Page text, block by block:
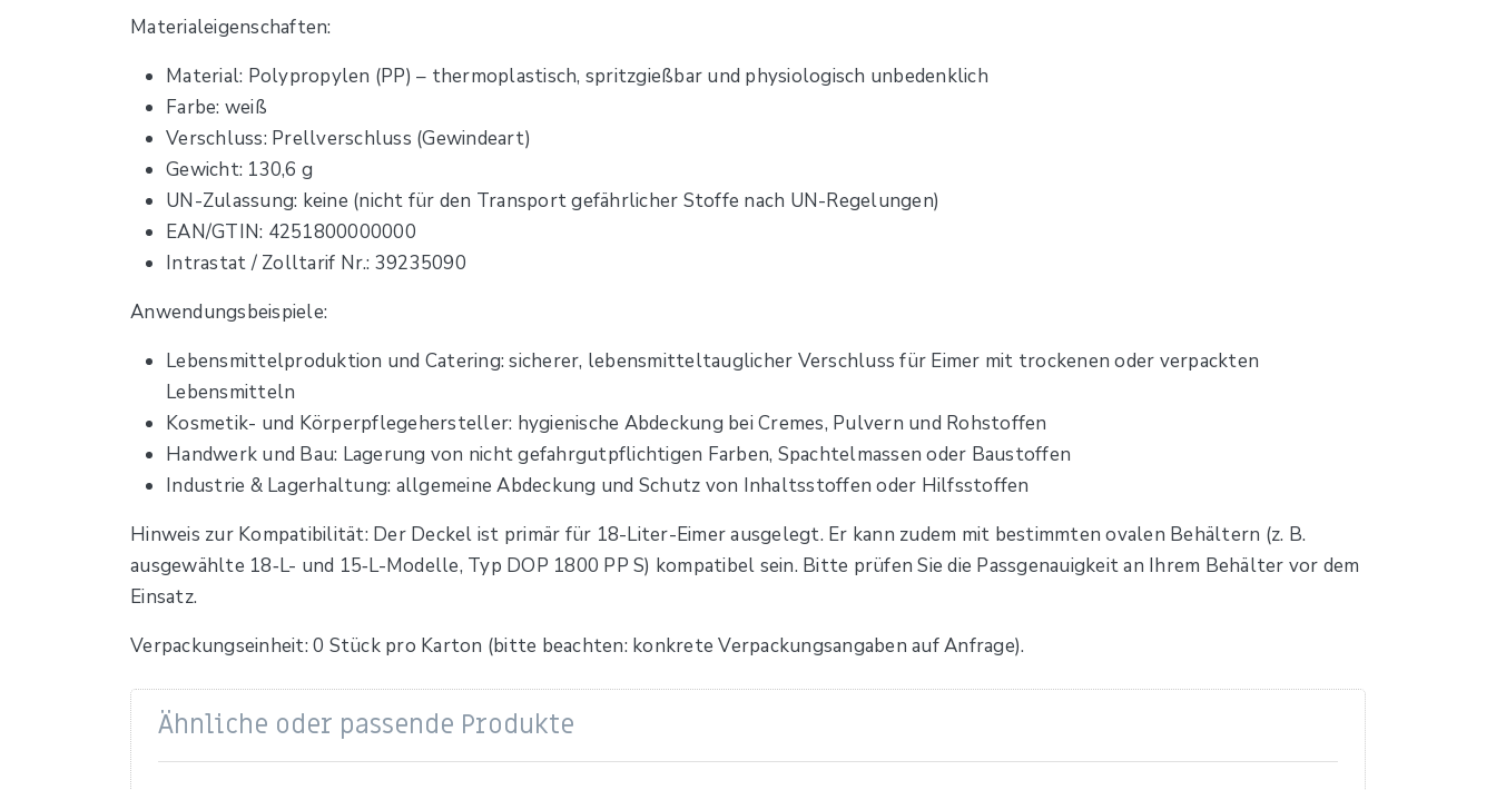
Materialeigenschaften:
Material: Polypropylen (PP) – thermoplastisch, spritzgießbar und physiologisch unbedenklich
Farbe: weiß
Verschluss: Prellverschluss (Gewindeart)
Gewicht: 130,6 g
UN-Zulassung: keine (nicht für den Transport gefährlicher Stoffe nach UN-Regelungen)
EAN/GTIN: 4251800000000
Intrastat / Zolltarif Nr.: 39235090
Anwendungsbeispiele:
Lebensmittelproduktion und Catering: sicherer, lebensmitteltauglicher Verschluss für Eimer mit trockenen oder verpackten
Lebensmitteln
Kosmetik- und Körperpflegehersteller: hygienische Abdeckung bei Cremes, Pulvern und Rohstoffen
Handwerk und Bau: Lagerung von nicht gefahrgutpflichtigen Farben, Spachtelmassen oder Baustoffen
Industrie & Lagerhaltung: allgemeine Abdeckung und Schutz von Inhaltsstoffen oder Hilfsstoffen
Hinweis zur Kompatibilität: Der Deckel ist primär für 18-Liter-Eimer ausgelegt. Er kann zudem mit bestimmten ovalen Behältern (z. B.
ausgewählte 18‑L- und 15‑L-Modelle, Typ DOP 1800 PP S) kompatibel sein. Bitte prüfen Sie die Passgenauigkeit an Ihrem Behälter vor dem
Einsatz.
Verpackungseinheit: 0 Stück pro Karton (bitte beachten: konkrete Verpackungsangaben auf Anfrage).
Ähnliche oder passende Produkte